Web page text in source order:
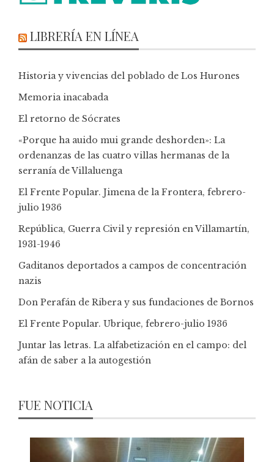
LIBRERÍA EN LÍNEA
Historia y vivencias del poblado de Los Hurones
Memoria inacabada
El retorno de Sócrates
«Porque ha auido mui grande deshorden»: La
ordenanzas de las cuatro villas hermanas de la
serranía de Villaluenga
El Frente Popular. Jimena de la Frontera, febrero-
julio 1936
República, Guerra Civil y represión en Villamartín,
1931-1946
Gaditanos deportados a campos de concentración
nazis
Don Perafán de Ribera y sus fundaciones de Bornos
El Frente Popular. Ubrique, febrero-julio 1936
Juntar las letras. La alfabetización en el campo: del
afán de saber a la autogestión
FUE NOTICIA